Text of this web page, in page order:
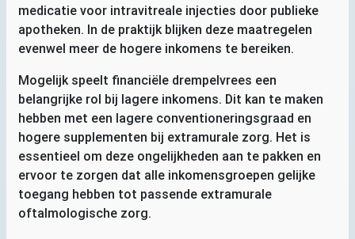
medicatie voor intravitreale injecties door publieke
apotheken. In de praktijk blijken deze maatregelen
evenwel meer de hogere inkomens te bereiken.
Mogelijk speelt financiële drempelvrees een
belangrijke rol bij lagere inkomens. Dit kan te maken
hebben met een lagere conventioneringsgraad en
hogere supplementen bij extramurale zorg. Het is
essentieel om deze ongelijkheden aan te pakken en
ervoor te zorgen dat alle inkomensgroepen gelijke
toegang hebben tot passende extramurale
oftalmologische zorg.